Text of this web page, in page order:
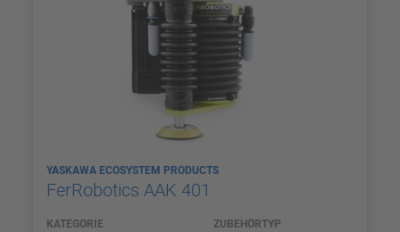
YASKAWA ECOSYSTEM PRODUCTS
FerRobotics AAK 401
KATEGORIE ZUBEHÖRTYP